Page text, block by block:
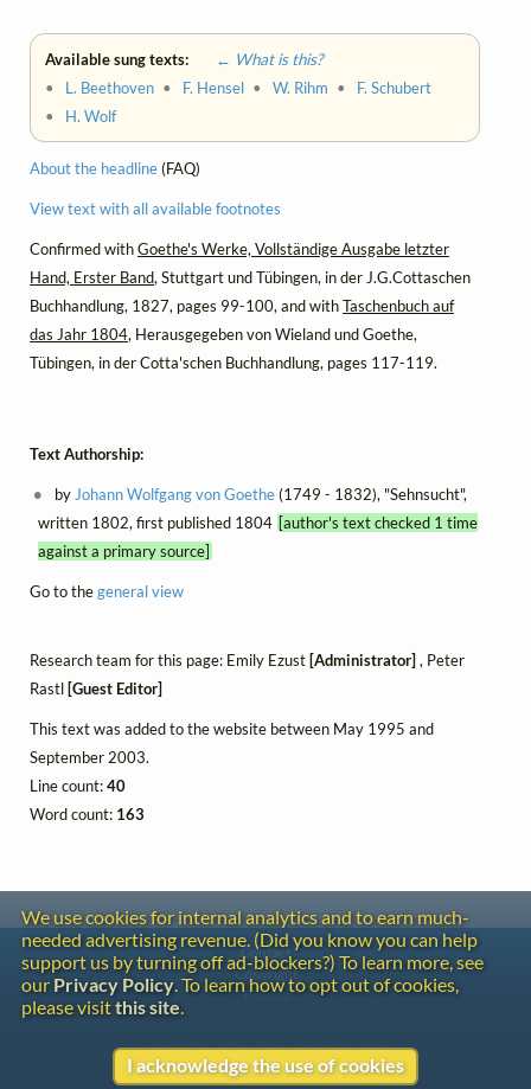
Available sung texts:
← What is this?
• L. Beethoven • F. Hensel •W. Rihm • F. Schubert
• H. Wolf
About the headline(FAQ)
View text with all available footnotes
Confirmed withGoethe's Werke, Vollständige Ausgabe letzter
Hand, Erster Band, Stuttgart und Tübingen, in der J.G.Cottaschen
Buchhandlung, 1827, pages 99-100, and withTaschenbuch auf
das Jahr 1804, Herausgegeben von Wieland und Goethe,
Tübingen, in der Cotta'schen Buchhandlung, pages 117-119.
Text Authorship:
by Johann Wolfgang von Goethe(1749 - 1832), "Sehnsucht",
written 1802, first published 1804 [author's text checked 1 time
against a primary source]
Go to thegeneral view
Research team for this page: Emily Ezust [Administrator] , Peter
Rastl [Guest Editor]
This text was added to the website between May 1995 and
September 2003.
Line count:40
Word count: 163
We use cookies for internal analytics and to earn much-
needed advertising revenue. (Did you know you can help
support us by turning off ad-blockers?) To learn more, see
our Privacy Policy. To learn how to opt out of cookies,
please visitthis site.
I acknowledge the use of cookies
Contact
Copyright
Privacy
Copyright © 2026 The LiederNet Archive